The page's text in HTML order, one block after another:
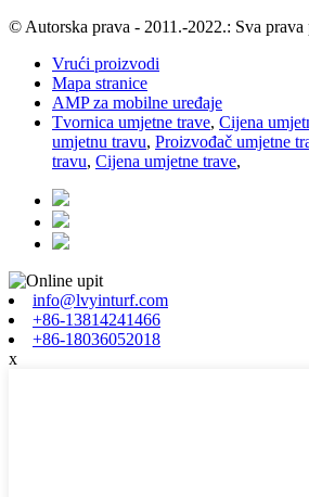
© Autorska prava - 2011.-2022.: Sva prava
Vrući proizvodi
Mapa stranice
AMP za mobilne uređaje
Tvornica umjetne trave, Cijena
umjetnu travu, Proizvođač umjetne
travu, Cijena umjetne trave,
info@lvyinturf.com
+86-13814241466
+86-18036052018
x